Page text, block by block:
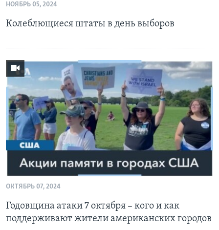
НОЯБРЬ 05, 2024
Колеблющиеся штаты в день выборов
ОКТЯБРЬ 07, 2024
Годовщина атаки 7 октября – кого и как
поддерживают жители американских городов